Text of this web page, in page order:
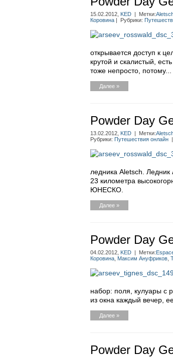
15.02.2012, KED | Метки:
Коровина | Рубрики:
открывается доступ к
крутой и скалистый,
тоже непросто, потому...
Далее »
Powder Day
13.02.2012, KED | Метки:
Рубрики: Путешествия онлайн |
ледника Aletsch. Ледник
23 километра
ЮНЕСКО.
Далее »
Powder Day
04.02.2012, KED | Метки:
Коровина Максим Ануфриков
набор: поля, кулуары с
из окна каждый вечер,
Далее »
Powder Day